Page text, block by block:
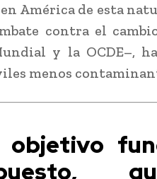
América de esta
contra el
y la OCDE–,
menos
objetivo